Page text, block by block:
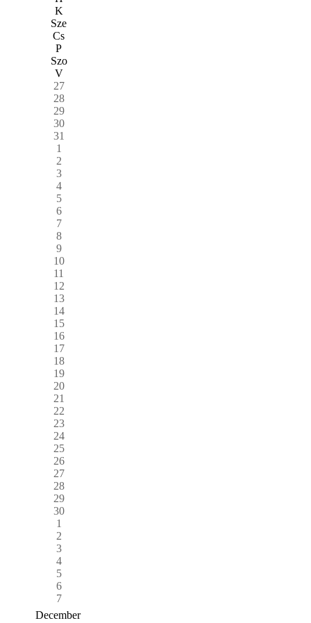
K
Sze
Cs
P
Szo
V
27
28
29
30
31
1
2
3
4
5
6
7
8
9
10
11
12
13
14
15
16
17
18
19
20
21
22
23
24
25
26
27
28
29
30
1
2
3
4
5
6
7
December